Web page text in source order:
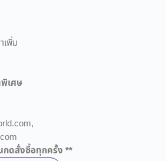
เพิ่ม
เศษ
ดสั่งซื้อทุกครั้ง **